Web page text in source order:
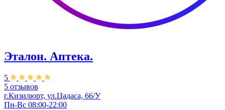
Эталон. Аптека.
5
5 отзывов
г.Кизилюрт, ​ул.Цадаса, 66/У
Пн-Вс 08:00-22:00